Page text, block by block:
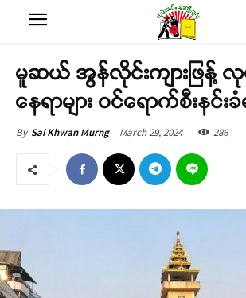
မူဆယ် အွန်လိုင်းကျားဖြန့်
နေရာများ ဝင်ရောက်စီးနင်း
By Sai Khwan Murng March 29, 2024 286